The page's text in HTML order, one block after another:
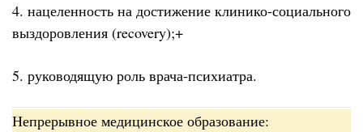
4. нацеленность на достижение клинико-социального
выздоровления (recovery);+
5. руководящую роль врача-психиатра.
Непрерывное медицинское образование: